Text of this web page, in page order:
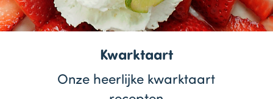
Kwarktaart
Onze heerlijke kwarktaart